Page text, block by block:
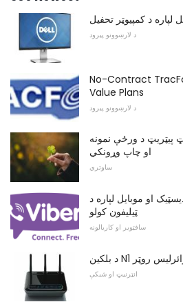
د کمپیوټر تحفیل
د لارښوونو پیرود
No-Contract
Value Plans
د لارښوونو پیرود
پیټریټ د ورځې نمونه
او چاپ وړونکي
ساوتري
او موبایل لپاره د
ټیلیفون کولو
سافټویر او کاریالونه
انټرنیټ او شبکې